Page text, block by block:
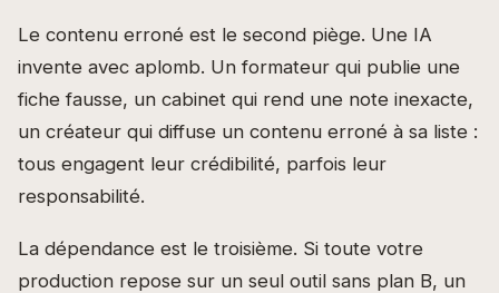
Le contenu erroné est le second piège. Une IA
invente avec aplomb. Un formateur qui publie une
fiche fausse, un cabinet qui rend une note inexacte,
un créateur qui diffuse un contenu erroné à sa liste :
tous engagent leur crédibilité, parfois leur
responsabilité.
La dépendance est le troisième. Si toute votre
production repose sur un seul outil sans plan B, un